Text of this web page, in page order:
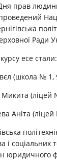
прав
Ради
есе стали:
(школа № 1,
(ліцей
Аніта
і соціальних
юридичного